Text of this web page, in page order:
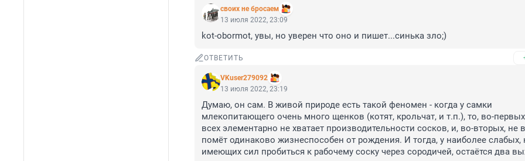
своих не бросаем
13 июля 2022, 23:09
kоt-obormot, увы, но уверен что оно и пишет...синька зло;)
ОТВЕТИТЬ
VKuser279092
13 июля 2022, 23:19
Думаю, он сам. В живой природе есть такой феномен - когда у самки
млекопитающего очень много щенков (котят, крольчат, и т.п.), то, во-
всех элементарно не хватает производительности сосков, и, во-вторых, не
помёт одинаково жизнеспособен от рождения. И тогда, у наиболее слабых,
имеющих сил пробиться к рабочему соску через сородичей, остаётся два